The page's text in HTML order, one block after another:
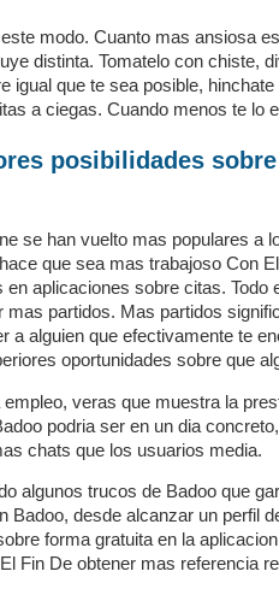
modo. Cuanto mas ansiosa
distinta. Tomatelo con chiste,
igual que te sea posible,
a ciegas. Cuando menos te lo
posibilidades
se han vuelto mas populares a
que sea mas trabajoso Con
en aplicaciones sobre citas. Todo
mas partidos. Mas partidos
a alguien que efectivamente te
oportunidades sobre que
empleo, veras que muestra la
podri­a ser en un dia
chats que los usuarios media.
algunos trucos de Badoo que
Badoo, desde alcanzar un perfil
forma gratuita en la
Fin De obtener mas referencia